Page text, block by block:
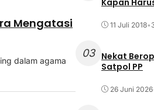
Mengatasi
dalam agama
Kapan
11 Juli 2018•
03
Nekat
Satpol PP
26 Juni 2026